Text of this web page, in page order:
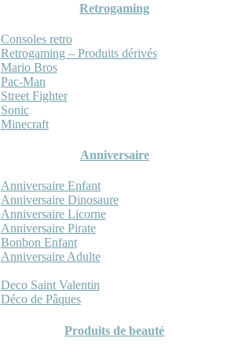
Retrogaming
Consoles retro
Retrogaming – Produits dérivés
Mario Bros
Pac-Man
Street Fighter
Sonic
Minecraft
Anniversaire
Anniversaire Enfant
Anniversaire Dinosaure
Anniversaire Licorne
Anniversaire Pirate
Bonbon Enfant
Anniversaire Adulte
Deco Saint Valentin
Déco de Pâques
Produits de beauté